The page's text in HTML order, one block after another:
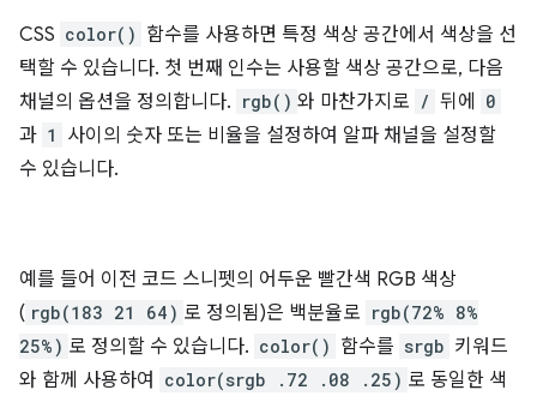
CSS color() 함수를 사용하면 특정 색상 공간에서 색상을 선
택할 수 있습니다. 첫 번째 인수는 사용할 색상 공간으로, 다음
채널의 옵션을 정의합니다. rgb() 와 마찬가지로 / 뒤에 0
과 1
사이의 숫자 또는 비율을 설정하여 알파 채널을 설정할
수 있습니다.
예를 들어 이전 코드 스니펫의 어두운 빨간색 RGB 색상
( rgb(183 21 64) 로 정의됨)은 백분율로 rgb(72% 8%
25%) 로 정의할 수 있습니다. color() 함수를 srgb 키워드
와 함께 사용하여
color(srgb .72 .08 .25) 로 동일한 색